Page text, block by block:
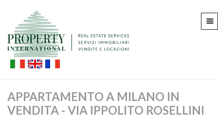
APPARTAMENTO A MILANO IN
VENDITA - VIA IPPOLITO ROSELLINI